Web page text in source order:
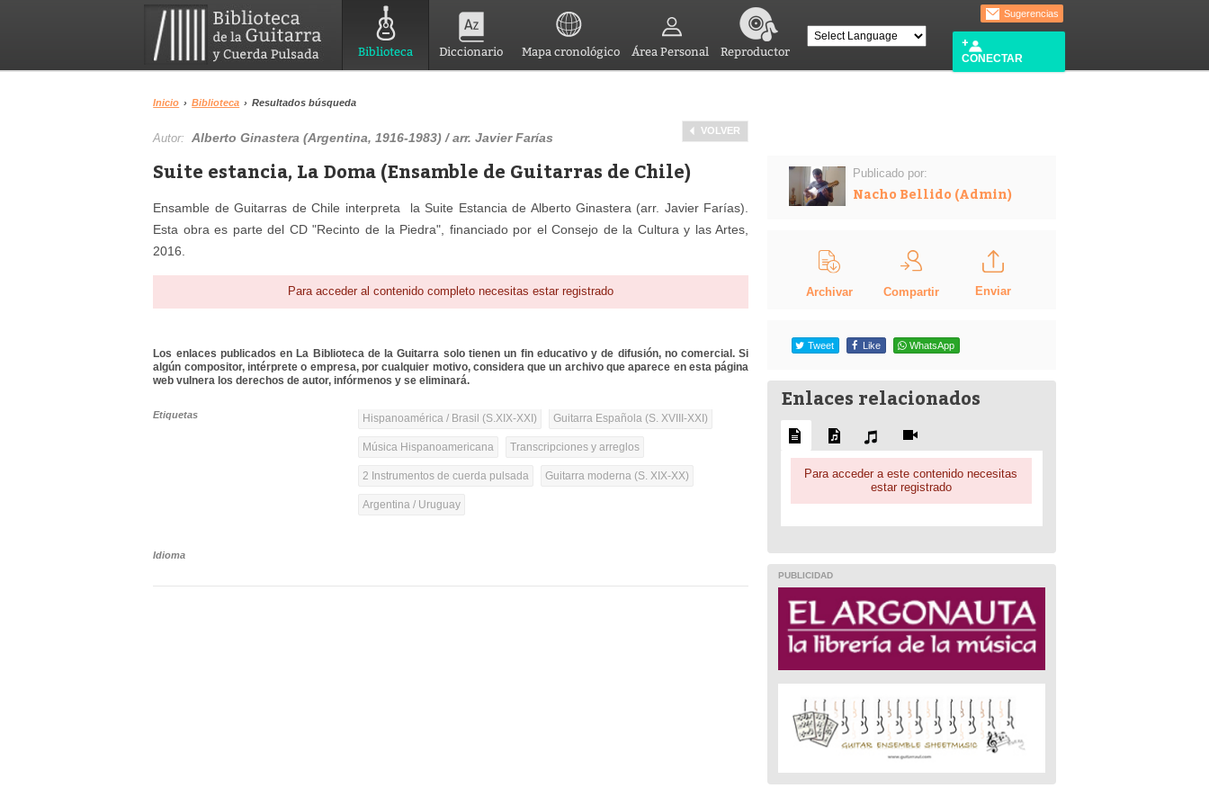
Biblioteca Diccionario Mapa cronológico Área Personal Reproductor
Sugerencias
CONECTAR
Inicio › Biblioteca › Resultados búsqueda
VOLVER
Autor:Alberto Ginastera (Argentina, 1916-1983) / arr. Javier Farías
Suite estancia, La Doma (Ensamble de Guitarras de Chile)
Ensamble de Guitarras de Chile interpreta la Suite Estancia de Alberto Ginastera (arr. Javier Farías).
Esta obra es parte del CD "Recinto de la Piedra", financiado por el Consejo de la Cultura y las Artes,
2016.
Para acceder al contenido completo necesitas estar registrado
Los enlaces publicados en La Biblioteca de la Guitarra solo tienen un fin educativo y de difusión, no comercial. Si
algún compositor, intérprete o empresa, por cualquier motivo, considera que un archivo que aparece en esta página
web vulnera los derechos de autor, infórmenos y se eliminará.
Etiquetas Hispanoamérica / Brasil (S.XIX-XXI) Guitarra Española (S. XVIII-XXI)
Música Hispanoamericana Transcripciones y arreglos
2 Instrumentos de cuerda pulsada Guitarra moderna (S. XIX-XX)
Argentina / Uruguay
Idioma
Publicado por:
Nacho Bellido (Admin)
Archivar Compartir Enviar
Tweet Like WhatsApp
Enlaces relacionados
Para acceder a este contenido necesitas
estar registrado
PUBLICIDAD